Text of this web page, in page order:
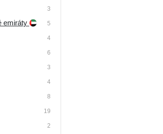
3
emiráty 5
4
6
3
4
8
19
2